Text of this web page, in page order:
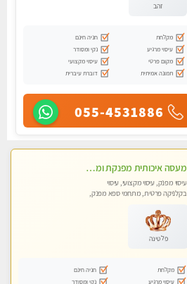
זהב
מקלחת
חניה חינם
עיסוי מרגיע
נקי ומסודר
מקום פרטי
עיסוי מקצועי
תמונה אמיתית
דוברת עיברית
055-4531886
מעסה איכותית מפנקת ומקצועית לעיסוי חלומי ..... בהוד השרון
עיסוי מפנק, עיסוי מקצועי, עיסוי
בקלניקה פרטית, מתחמי ספא מפנק,
פלטינה
מקלחת
חניה חינם
עיסוי מרגיע
נקי ומסודר